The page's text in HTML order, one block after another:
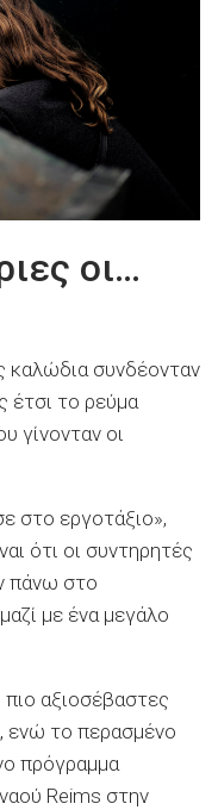
οι…
καλώδια συνδέονταν
έτσι το ρεύμα
γίνονταν οι
στο εργοτάξιο»,
ότι οι συντηρητές
πάνω στο
με ένα μεγάλο
πιο αξιοσέβαστες
ενώ το περασμένο
πρόγραμμα
Reims στην